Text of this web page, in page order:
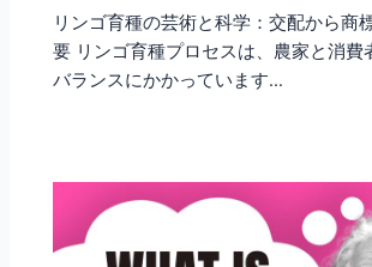
リンゴ育種の芸術と科学：交配から商
要 リンゴ育種プロセスは、農家と消費
バランスにかかっています…